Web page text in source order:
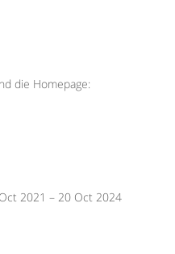
die Homepage:
2021 – 20 Oct 2024